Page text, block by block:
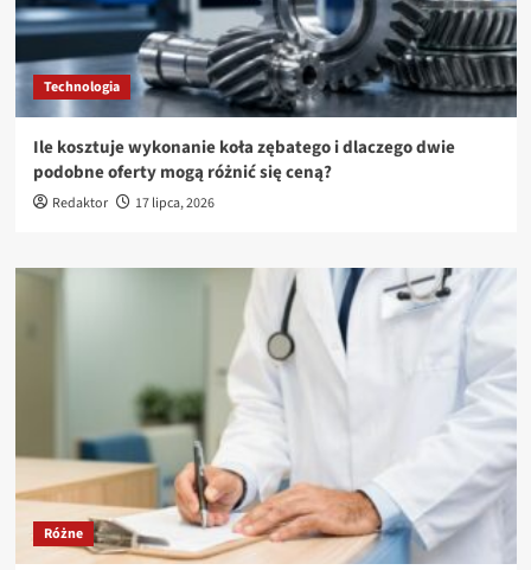
Technologia
Ile kosztuje wykonanie koła zębatego i dlaczego dwie
podobne oferty mogą różnić się ceną?
Redaktor 17 lipca, 2026
Różne